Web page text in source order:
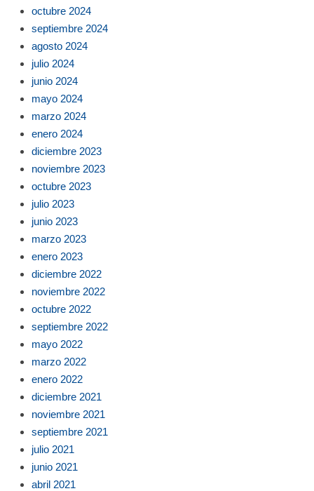
octubre 2024
septiembre 2024
agosto 2024
julio 2024
junio 2024
mayo 2024
marzo 2024
enero 2024
diciembre 2023
noviembre 2023
octubre 2023
julio 2023
junio 2023
marzo 2023
enero 2023
diciembre 2022
noviembre 2022
octubre 2022
septiembre 2022
mayo 2022
marzo 2022
enero 2022
diciembre 2021
noviembre 2021
septiembre 2021
julio 2021
junio 2021
abril 2021